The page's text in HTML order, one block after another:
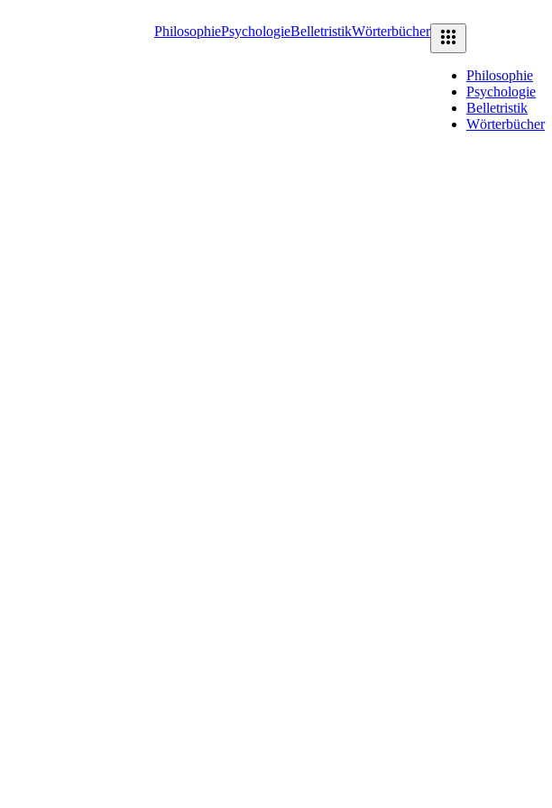
PhilosophiePsychologieBelletristikWörterbücher
Philosophie
Psychologie
Belletristik
Wörterbücher